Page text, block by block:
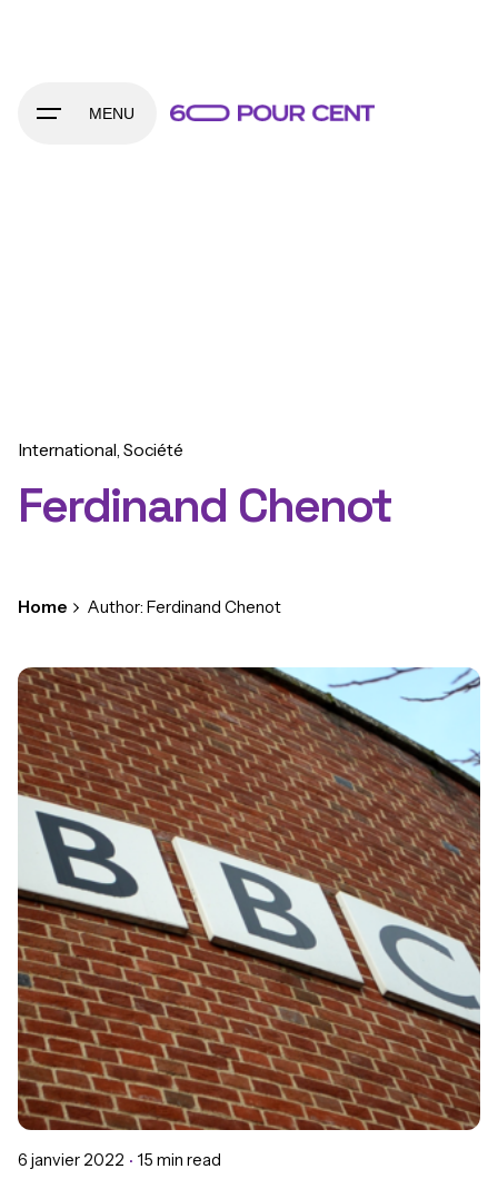
MENU
International Société
Ferdinand Chenot
Home Author: Ferdinand Chenot
Posted by
Ferdinand Chenot
6 janvier 2022 15 min read